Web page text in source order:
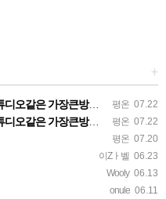
+
평온 07.22
서 큰독방으로도 즉시입주 가능합니다.
평온 07.22
서 큰독방으로도 즉시입주 가능합니다.
평온 07.20
이Zㅏ벨 06.23
Wooly 06.13
onule 06.11